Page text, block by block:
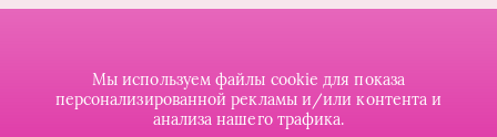
Мы используем файлы cookie для показа
персонализированной рекламы и/или контента и
анализа нашего трафика.